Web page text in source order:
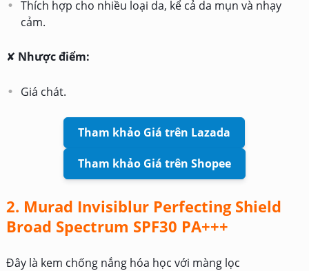
Thích hợp cho nhiều loại da, kể cả da mụn và nhạy
cảm.
✘ Nhược điểm:
Giá chát.
Tham khảo Giá trên Lazada
Tham khảo Giá trên Shopee
2. Murad Invisiblur Perfecting Shield
Broad Spectrum SPF30 PA+++
Đây là kem chống nắng hóa học với màng lọc